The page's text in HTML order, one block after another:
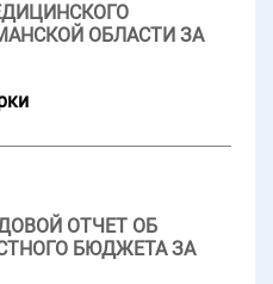
ОБЛАСТИ ЗА
ОТЧЕТ ОБ
БЮДЖЕТА ЗА